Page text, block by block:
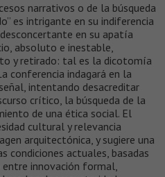
narrativos o de la búsqueda
es intrigante en su indiferencia
en su apatía
absoluto e inestable,
y retirado: tal es la dicotomía
conferencia indagará en la
intentando desacreditar
crítico, la búsqueda de la
de una ética social. El
cultural y relevancia
arquitectónica, y sugiere una
condiciones actuales, basadas
innovación formal,